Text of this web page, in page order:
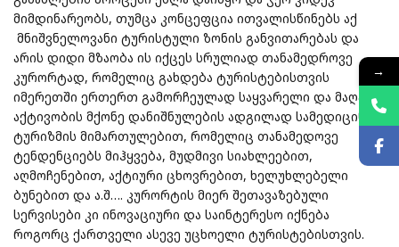
მიმდინარეობს, თუმცა კონცეფცია ითვალისწინებს აქ
მნიშვნელოვანი ტურისტული ზონის განვითარებას და
არის დიდი მზაობა ის იქცეს სრულიად თანამედროვე
კურორტად, რომელიც გახდება ტურისტებისთვის
იმერეთში ერთერთ გამორჩეულად საყვარელი და მაღალი
აქტივობის მქონე დანიშნულების ადგილად სამედიცინო
ტურიზმის მიმართულებით, რომელიც თანამედოვე
ტენდენციებს მიჰყვება, მუდმივი სიახლეებით,
აღმოჩენებით, აქტიური ცხოვრებით, ხელუხლებელი
ბუნებით და ა.შ…. კურორტის მიერ შეთავაზებული
სერვისები კი ინოვაციური და საინტერესო იქნება
როგორც ქართველი ასევე უცხოელი ტურისტებისთვის.
→